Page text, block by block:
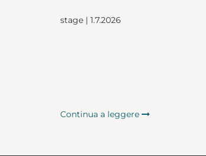
stage | 1.7.2026
Continua a leggere